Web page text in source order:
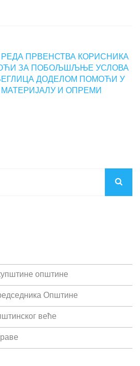
ПРВЕНСТВА КОРИСНИКА
ЗА ПОБОЉШЉЊЕ УСЛОВА
ДОДЕЛОМ ПОМОЋИ У
И ОПРЕМИ
општине
Општине
веће